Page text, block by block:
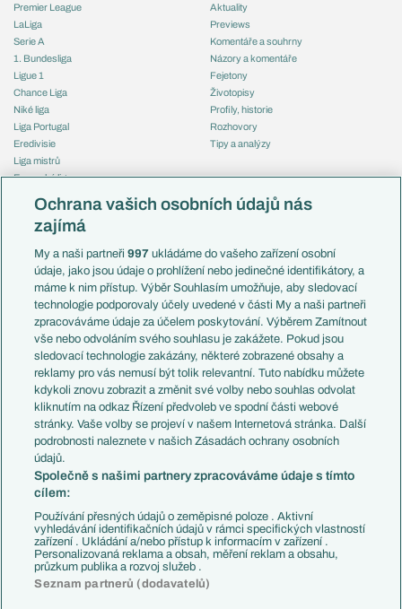
Premier League
LaLiga
Serie A
1. Bundesliga
Ligue 1
Chance Liga
Niké liga
Liga Portugal
Eredivisie
Liga mistrů
Evropská liga
Mistrovství světa
Liga národů
Témata
Představení týmů MS
EuroSkauting
PL v kostce
Evropské koeficienty
Přestupy
Přestupové spekulace
Zranění
Kluby
Arsenal FC
Chelsea FC
Manchester United
AC Milán
Juventus FC
Bayern Mnichov
FC Barcelona
Real Madrid
Aktuality
Previews
Komentáře a souhrny
Názory a komentáře
Fejetony
Životopisy
Profily, historie
Rozhovory
Tipy a analýzy
Česko
Francie
Itálie
Německo
Španělsko
Argentina
Brazílie
Přestupy
Zápasy
Livescore
Tipovací soutěž
Ochrana vašich osobních údajů nás
zajímá
My a naši partneři997 ukládáme do vašeho zařízení osobní
údaje, jako jsou údaje o prohlížení nebo jedinečné identifikátory, a
máme k nim přístup. Výběr Souhlasím umožňuje, aby sledovací
technologie podporovaly účely uvedené v části My a naši partneři
zpracováváme údaje za účelem poskytování. Výběrem Zamítnout
vše nebo odvoláním svého souhlasu je zakážete. Pokud jsou
sledovací technologie zakázány, některé zobrazené obsahy a
reklamy pro vás nemusí být tolik relevantní. Tuto nabídku můžete
kdykoli znovu zobrazit a změnit své volby nebo souhlas odvolat
kliknutím na odkaz Řízení předvoleb ve spodní části webové
stránky. Vaše volby se projeví v našem Internetová stránka. Další
podrobnosti naleznete v našich Zásadách ochrany osobních
údajů.
Společně s našimi partnery zpracováváme údaje s tímto
cílem:
Používání přesných údajů o zeměpisné poloze . Aktivní
vyhledávání identifikačních údajů v rámci specifických vlastností
zařízení . Ukládání a/nebo přístup k informacím v zařízení .
Personalizovaná reklama a obsah, měření reklam a obsahu,
průzkum publika a rozvoj služeb .
Seznam partnerů (dodavatelů)